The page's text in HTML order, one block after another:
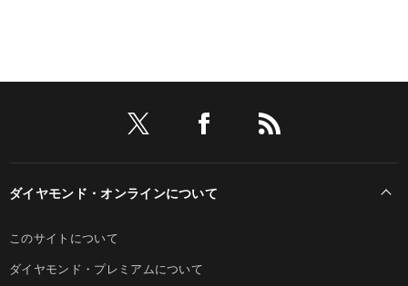
ダイヤモンド・オンラインについて
このサイトについて
ダイヤモンド・プレミアムについて